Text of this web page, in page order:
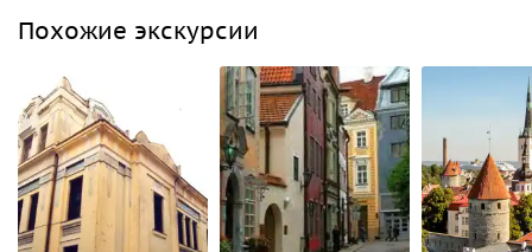
Похожие экскурсии